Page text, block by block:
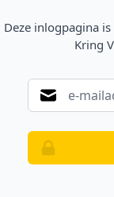
Deze inlogpagina
Kring